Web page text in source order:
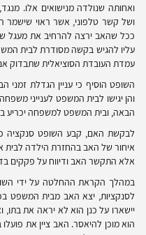
ואחותה שנולדה מנישואים אלו.
ושל קשר טלפוני, אשר ראוי שישמר
ככל שהאב ירצה להרחיב את מעגל
עליו להגיש בקשה מסודרת לבית
עמדת העובדת הסוציאלית שתבדוק
השופט הוסיף כי עניין הגדלת
והן יגישו לבית המשפט לענייני
הבאה, ובית המשפט למשפחה יכריע
איחור של האב בהחזרת הילדה
אלא התקשר האב ודיווח על פקקים
במהלך הקראת ההחלטה על ידי
לסנקציות, יצא האב מבית המשפט
יישארו על כנן הוא לא יראה את בתו,
הוא מוכן להיאסר. האב ציין את